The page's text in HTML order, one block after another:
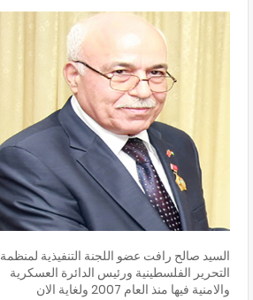
السيد صالح رافت عضو اللجنة التنفيذية لمنظمة
التحرير الفلسطينية ورئيس الدائرة العسكرية
والامنية فيها منذ العام 2007 ولغاية الان